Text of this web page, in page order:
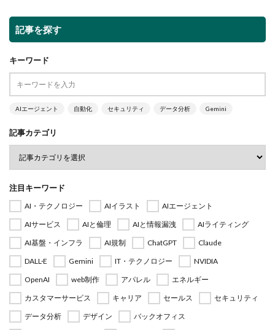
記事を探す
キーワード
AIエージェント 自動化 セキュリティ データ分析 Gemini
記事カテゴリ
注目キーワード
AI・テクノロジー AIイラスト
AIエージェント
AIサービス
AIと倫理 AIと情報漏洩
AIライティング
AI基盤・インフラ
AI規制 ChatGPT
Claude
DALL·E
Gemini IT・テクノロジー
NVIDIA
OpenAI
web制作 アパレル
エネルギー
カスタマーサービス
キャリア セールス
セキュリティ
データ分析
デザイン
バックオフィス